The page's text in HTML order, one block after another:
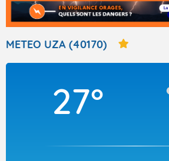
TOUS LES RÉSULTATS
Articles
METEO UZA (40170)
27°